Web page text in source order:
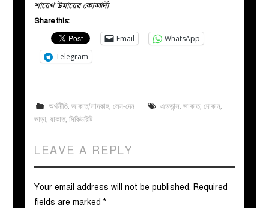
শায়েখ উমায়ের কোব্বাদী
Share this:
Email
WhatsApp
Telegram
অর্থনীতি, জাকাত/সাদকাহ, লেন-দেন এডভান্স, জাকাত, দোকান,
ভাড়া,যাকাত,সিকিউরিটি
LEAVE A REPLY
Your email address will not be published. Required
fields are marked*